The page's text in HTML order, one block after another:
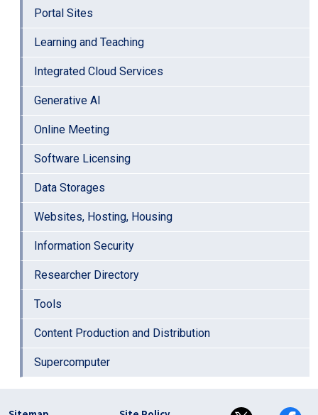
Portal Sites
Learning and Teaching
Integrated Cloud Services
Generative AI
Online Meeting
Software Licensing
Data Storages
Websites, Hosting, Housing
Information Security
Researcher Directory
Tools
Content Production and Distribution
Supercomputer